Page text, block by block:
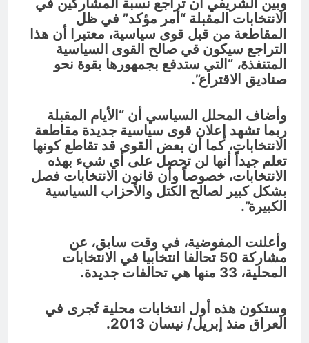
وبين الشريفي أن تراجع نسبة المشاركين في
الانتخابات المقبلة “أمر مؤكد” في ظل
المقاطعة من قبل قوى سياسية، معتبرا أن هذا
التراجع سيكون قي صالح القوى السياسية
المتنفذة، “التي ستدفع بجمهورها بقوة نحو
صناديق الاقتراع”.
وأضاف المحلل السياسي أن “الأيام المقبلة
ربما تشهد إعلان قوى سياسية جديدة مقاطعة
الانتخابات، كما أن بعض القوى قد تقاطع كونها
تعلم جيداً أنها لن تحصل على أي شيء بهذه
الانتخابات، خصوصاً وأن قانون الانتخابات فصل
بشكل كبير لصالح الكتل والأحزاب السياسية
الكبيرة”.
وأعلنت المفوضية، في وقت سابق، عن
مشاركة 50 تحالفا انتخابيا في الانتخابات
المحلية، 33 منها هي تحالفات جديدة.
وستكون هذه أول انتخابات محلية تُجرى في
العراق منذ إبريل/ نيسان 2013.